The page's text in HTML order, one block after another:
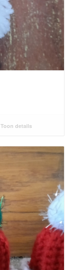
Toon details